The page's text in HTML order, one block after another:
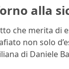
alla
che merita di
non solo
di Daniele